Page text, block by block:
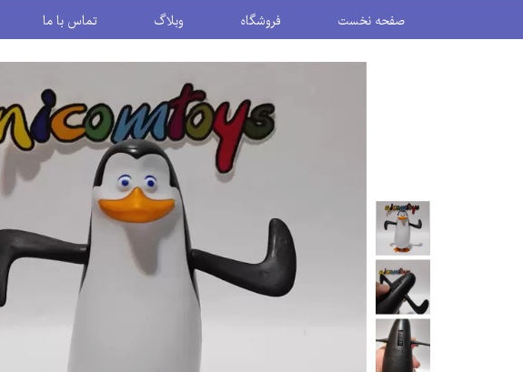
صفحه نخست فروشگاه وبلاگ تماس با ما